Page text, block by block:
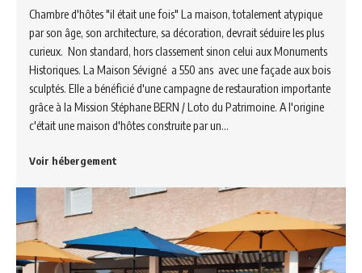
Chambre d'hôtes "il était une fois" La maison, totalement atypique
par son âge, son architecture, sa décoration, devrait séduire les plus
curieux. Non standard, hors classement sinon celui aux Monuments
Historiques. La Maison Sévigné a 550 ans avec une façade aux bois
sculptés. Elle a bénéficié d'une campagne de restauration importante
grâce à la Mission Stéphane BERN / Loto du Patrimoine. A l'origine
c'était une maison d'hôtes construite par un…
Voir hébergement